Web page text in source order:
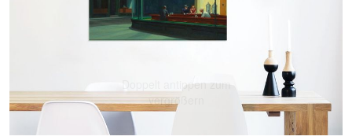
Doppelt antippen zum
vergrößern